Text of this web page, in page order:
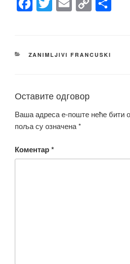
a
e
o
k
wi
er
m o
y
КАТЕГОРИЈЕ
ZANIMLJIVI FRANCUSKI
Оставите одговор
Ваша адреса е-поште неће бити
поља су означена*
Коментар*